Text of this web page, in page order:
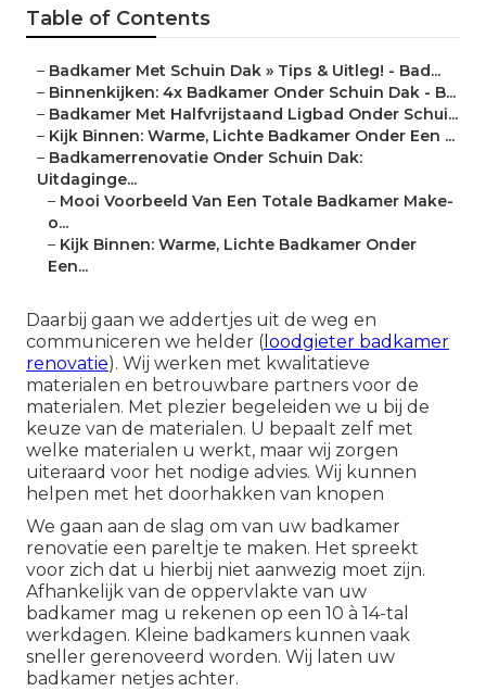
Table of Contents
– Badkamer Met Schuin Dak » Tips & Uitleg! - Bad...
– Binnenkijken: 4x Badkamer Onder Schuin Dak - B...
– Badkamer Met Halfvrijstaand Ligbad Onder Schui...
– Kijk Binnen: Warme, Lichte Badkamer Onder Een ...
– Badkamerrenovatie Onder Schuin Dak:
Uitdaginge...
– Mooi Voorbeeld Van Een Totale Badkamer Make-
o...
– Kijk Binnen: Warme, Lichte Badkamer Onder
Een...
Daarbij gaan we addertjes uit de weg en
communiceren we helder ( loodgieter badkamer
renovatie). Wij werken met kwalitatieve
materialen en betrouwbare partners voor de
materialen. Met plezier begeleiden we u bij de
keuze van de materialen. U bepaalt zelf met
welke materialen u werkt, maar wij zorgen
uiteraard voor het nodige advies. Wij kunnen
helpen met het doorhakken van knopen
We gaan aan de slag om van uw badkamer
renovatie een pareltje te maken. Het spreekt
voor zich dat u hierbij niet aanwezig moet zijn.
Afhankelijk van de oppervlakte van uw
badkamer mag u rekenen op een 10 à 14-tal
werkdagen. Kleine badkamers kunnen vaak
sneller gerenoveerd worden. Wij laten uw
badkamer netjes achter.